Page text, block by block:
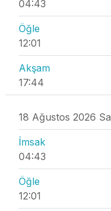
04:43
Öğle
12:01
Akşam
17:44
18 Ağustos 2026 Sa
İmsak
04:43
Öğle
12:01